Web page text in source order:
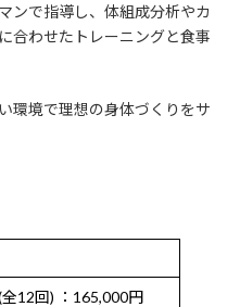
ンで指導し、体組成分析やカ
合わせたトレーニングと食事
環境で理想の身体づくりをサ
12回) ：165,000円